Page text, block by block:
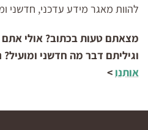
להוות מאגר מידע עדכני, חדשני
מצאתם טעות בכתוב? אולי אתם
וגיליתם דבר מה חדשני
אותנו >